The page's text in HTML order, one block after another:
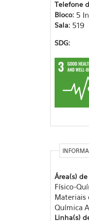
Telefone
Bloco: 5
Sala: 519
SDG:
Área(s) de
Físico-
Materiais
Química
Linha(s)